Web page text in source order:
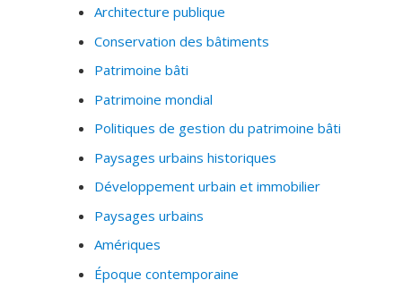
· Paysages culturels et urbains
· Patrimoine urbain
· Urbanisme tactique et occupation transitoire
· Gestion des parcs urbains
· Planification stratégique
· Histoire et développement urbain de Montréal
· Chinatowns
Architecture publique
Conservation des bâtiments
Patrimoine bâti
Patrimoine mondial
Politiques de gestion du patrimoine bâti
Paysages urbains historiques
Développement urbain et immobilier
Paysages urbains
Amériques
Époque contemporaine